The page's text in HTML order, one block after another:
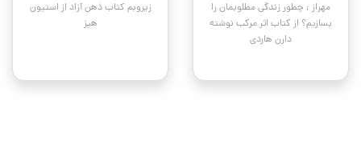
مهراز ; چطور زندگی مطلوبمان را
بسازیم؟ از کتاب اثر مرکب نوشته
دارن هاردی
زیروبم کتاب ذهن آزاد از استیون
هیز